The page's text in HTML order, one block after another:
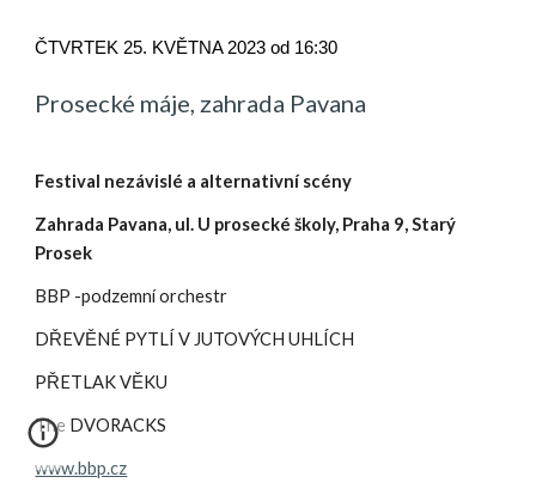
ČTVRTEK 25. KVĚTNA 2023 od 16:30
Prosecké máje, zahrada Pavana
Festival nezávislé a alternativní scény
Zahrada Pavana, ul. U prosecké školy, Praha 9, Starý
Prosek
BBP -podzemní orchestr
DŘEVĚNÉ PYTLÍ V JUTOVÝCH UHLÍCH
PŘETLAK VĚKU
The DVORACKS
www.bbp.cz